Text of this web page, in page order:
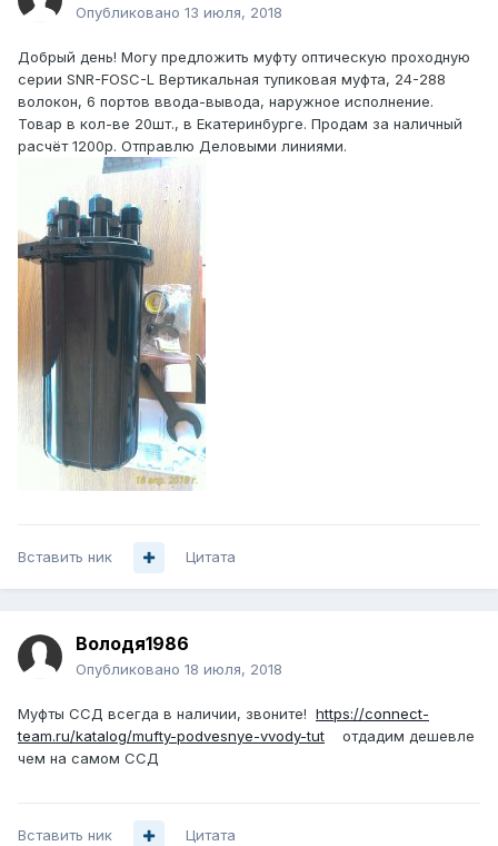
Опубликовано 13 июля, 2018
Добрый день! Могу предложить муфту оптическую проходную
серии SNR-FOSC-L Вертикальная тупиковая муфта, 24-288
волокон, 6 портов ввода-вывода, наружное исполнение.
Товар в кол-ве 20шт., в Екатеринбурге. Продам за наличный
расчёт 1200р. Отправлю Деловыми линиями.
Вставить ник Цитата
Володя1986
Опубликовано 18 июля, 2018
Муфты ССД всегда в наличии, звоните! https://connect-
team.ru/katalog/mufty-podvesnye-vvody-tut отдадим дешевле
чем на самом ССД
Вставить ник Цитата